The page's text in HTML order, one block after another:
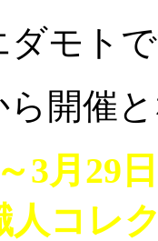
ダモト
開催
3月29
人コレ